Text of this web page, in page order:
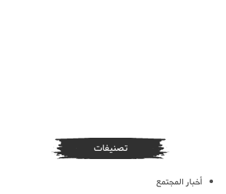
تصنيفات
أخبار المجتمع